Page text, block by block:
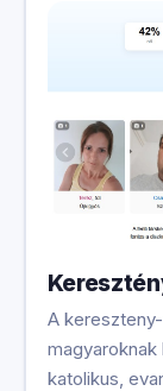
A
magyaroknak
katolikus,